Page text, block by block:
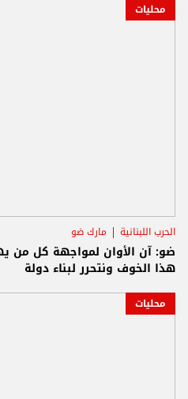
محليات
الحرب اللبنانية مارك ضو
ضو: آن الأوان لمواجهة كل من
هذا الخوف ونتحرر لبناء دولة
محليات